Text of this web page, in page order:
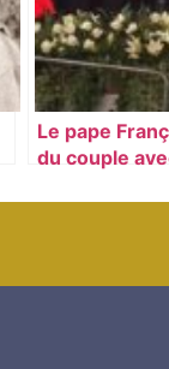
Le pape
du couple